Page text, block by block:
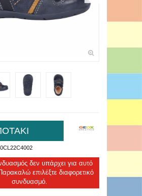
δεν υπάρχει για αυτό
επιλέξτε διαφορετικό
συνδυασμό.